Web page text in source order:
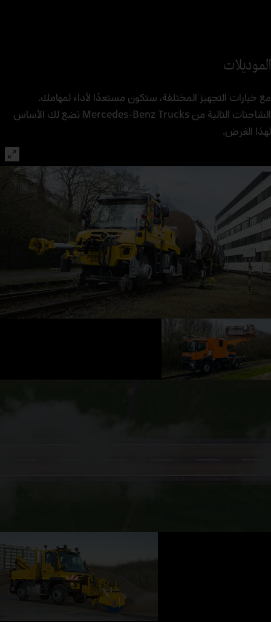
الموديلات
مع خيارات التجهيز المختلفة، ستكون مستعدًا لأداء لمهامك.
الشاحنات التالية من Mercedes-Benz Trucks تضع لك الأساس
لهذا الغرض.